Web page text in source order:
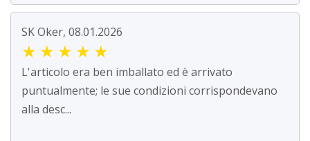
SK Oker, 08.01.2026
★ ★ ★ ★ ★
L'articolo era ben imballato ed è arrivato
puntualmente; le sue condizioni corrispondevano
alla desc...